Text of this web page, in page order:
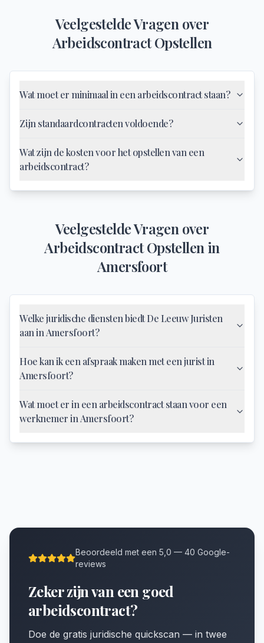
Veelgestelde Vragen over
Arbeidscontract Opstellen
Wat moet er minimaal in een arbeidscontract staan?
Zijn standaardcontracten voldoende?
Wat zijn de kosten voor het opstellen van een
arbeidscontract?
Veelgestelde Vragen over
Arbeidscontract Opstellen in
Amersfoort
Welke juridische diensten biedt De Leeuw Juristen
aan in Amersfoort?
Hoe kan ik een afspraak maken met een jurist in
Amersfoort?
Wat moet er in een arbeidscontract staan voor een
werknemer in Amersfoort?
Beoordeeld met een 5,0 — 40 Google-
reviews
Zeker zijn van een goed
arbeidscontract?
Doe de gratis juridische quickscan — in twee